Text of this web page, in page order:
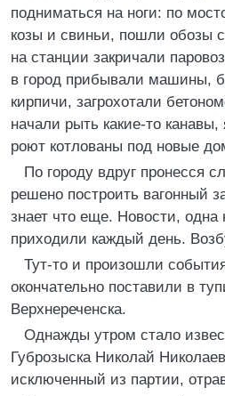
подниматься на ноги: по
козы и свиньи, пошли обозы
на станции закричали
в город прибывали машины,
кирпичи, загрохотали
начали рыть какие-то
роют котлованы под новые
По городу вдруг пронесся
решено построить вагонный
знает что еще. Новости, одна
приходили каждый день.
Тут-то и произошли
окончательно поставили в
Верхнереченска.
Однажды утром стало
Губрозыска Николай
исключенный из партии,